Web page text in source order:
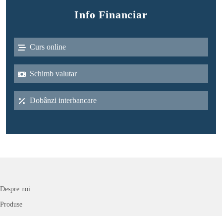
Info Financiar
Curs online
Schimb valutar
Dobânzi interbancare
Despre noi
Produse